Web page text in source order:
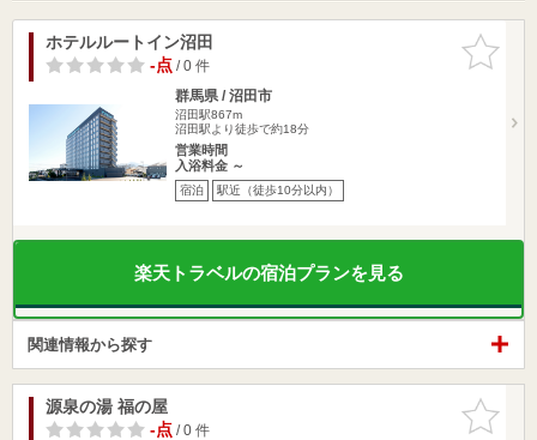
お気に入
りに追加
ホテルルートイン沼田
-点/ 0 件
群馬県 / 沼田市
沼田駅867m
沼田駅より徒歩で約18分
営業時間
入浴料金 ～
宿泊 駅近（徒歩10分以内）
楽天トラベルの宿泊プランを見る
関連情報から探す
お気に入
りに追加
源泉の湯 福の屋
-点/ 0 件